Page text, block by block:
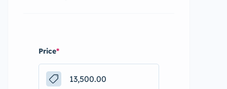
Price*